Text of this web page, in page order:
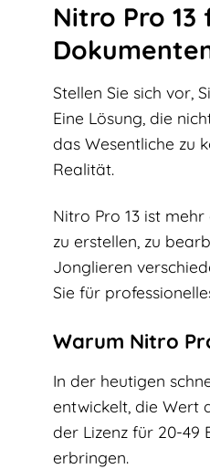
Nitro Pro
Stellen Sie sich vor,
Eine Lösung, die
das Wesentliche zu
Realität.
Nitro Pro 13 ist
zu erstellen, zu
Jonglieren
Sie für
Warum Nitro
In der heutigen
entwickelt, die Wert
der Lizenz für 20-49
erbringen.